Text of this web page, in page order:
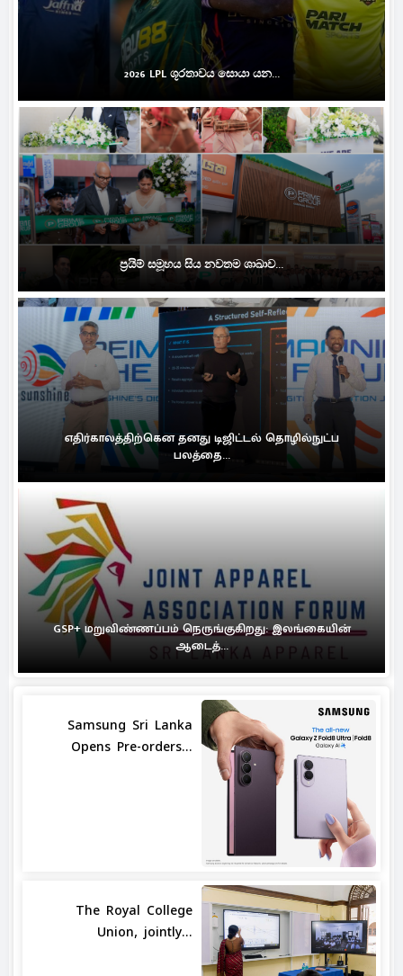
2026 LPL ශූරතාවය සොයා යන...
ප්‍රයිම් සමූහය සිය නවතම ශාඛාව...
எதிர்காலத்திற்கென தனது டிஜிட்டல் தொழில்நுட்ப
பலத்தை...
GSP+ மறுவிண்ணப்பம் நெருங்குகிறது: இலங்கையின்
ஆடைத்...
Samsung Sri Lanka
Opens Pre-orders...
The Royal College
Union, jointly...